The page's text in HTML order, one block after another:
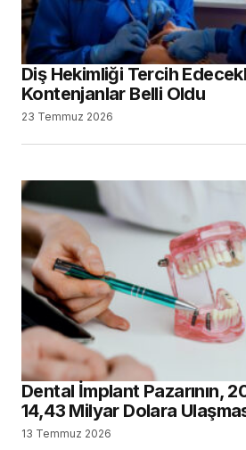
Diş Hekimliği Tercih
Kontenjanlar Belli Oldu
23 Temmuz 2026
Dental İmplant Pazarının,
14,43 Milyar Dolara
13 Temmuz 2026